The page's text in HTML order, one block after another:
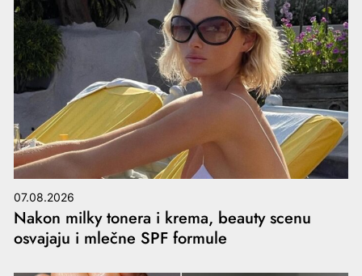
07.08.2026
Nakon milky tonera i krema, beauty scenu
osvajaju i mlečne SPF formule